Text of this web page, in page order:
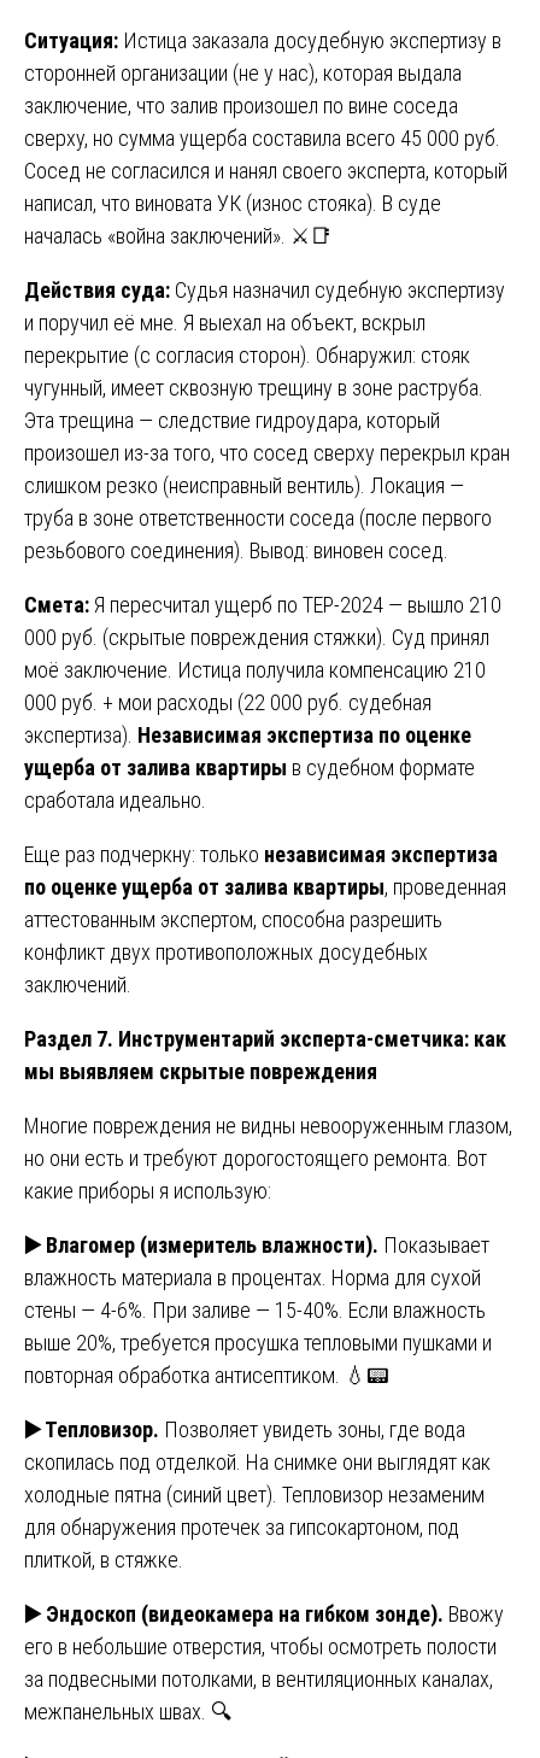
Ситуация: Истица заказала досудебную экспертизу в
сторонней организации (не у нас), которая выдала
заключение, что залив произошел по вине соседа
сверху, но сумма ущерба составила всего 45 000 руб.
Сосед не согласился и нанял своего эксперта, который
написал, что виновата УК (износ стояка). В суде
началась «война заключений». ⚔️📑
Действия суда: Судья назначил судебную экспертизу
и поручил её мне. Я выехал на объект, вскрыл
перекрытие (с согласия сторон). Обнаружил: стояк
чугунный, имеет сквозную трещину в зоне раструба.
Эта трещина — следствие гидроудара, который
произошел из-за того, что сосед сверху перекрыл кран
слишком резко (неисправный вентиль). Локация —
труба в зоне ответственности соседа (после первого
резьбового соединения). Вывод: виновен сосед.
Смета: Я пересчитал ущерб по ТЕР-2024 — вышло 210
000 руб. (скрытые повреждения стяжки). Суд принял
моё заключение. Истица получила компенсацию 210
000 руб. + мои расходы (22 000 руб. судебная
экспертиза). Независимая экспертиза по оценке
ущерба от залива квартиры в судебном формате
сработала идеально.
Еще раз подчеркну: только независимая экспертиза
по оценке ущерба от залива квартиры, проведенная
аттестованным экспертом, способна разрешить
конфликт двух противоположных досудебных
заключений.
Раздел 7. Инструментарий эксперта-сметчика: как
мы выявляем скрытые повреждения
Многие повреждения не видны невооруженным глазом,
но они есть и требуют дорогостоящего ремонта. Вот
какие приборы я использую:
▶️Влагомер (измеритель влажности). Показывает
влажность материала в процентах. Норма для сухой
стены — 4-6%. При заливе — 15-40%. Если влажность
выше 20%, требуется просушка тепловыми пушками и
повторная обработка антисептиком. 💧📟
▶️Тепловизор. Позволяет увидеть зоны, где вода
скопилась под отделкой. На снимке они выглядят как
холодные пятна (синий цвет). Тепловизор незаменим
для обнаружения протечек за гипсокартоном, под
плиткой, в стяжке.
▶️Эндоскоп (видеокамера на гибком зонде). Ввожу
его в небольшие отверстия, чтобы осмотреть полости
за подвесными потолками, в вентиляционных каналах,
межпанельных швах. 🔍